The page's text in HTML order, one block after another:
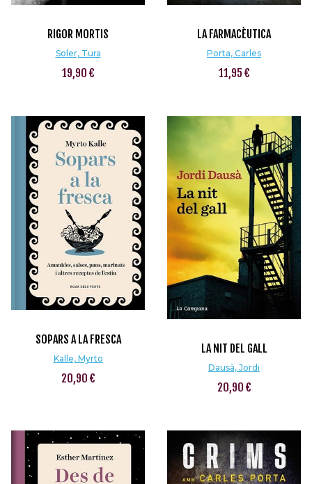
RIGOR MORTIS
Soler, Tura
19,90 €
LA FARMACÈUTICA
Porta, Carles
11,95 €
SOPARS A LA FRESCA
Kalle, Myrto
20,90 €
LA NIT DEL GALL
Dausà, Jordi
20,90 €